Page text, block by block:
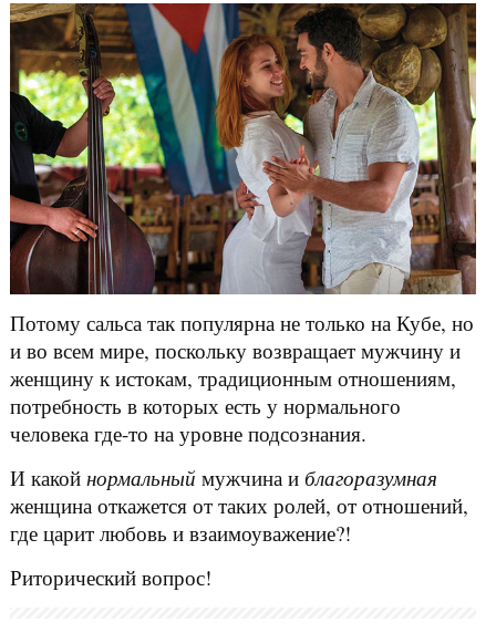
Потому сальса так популярна не только на Кубе, но
и во всем мире, поскольку возвращает мужчину и
женщину к истокам, традиционным отношениям,
потребность в которых есть у нормального
человека где-то на уровне подсознания.
И какой нормальный мужчина и благоразумная
женщина откажется от таких ролей, от отношений,
где царит любовь и взаимоуважение?!
Риторический вопрос!